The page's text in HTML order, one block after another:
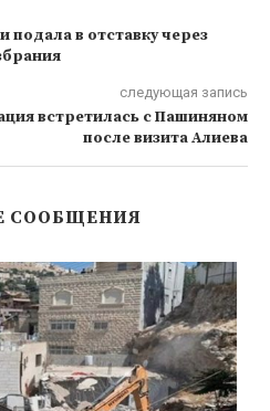
в отставку через
следующая запись
встретилась с Пашиняном
после визита Алиева
СООБЩЕНИЯ